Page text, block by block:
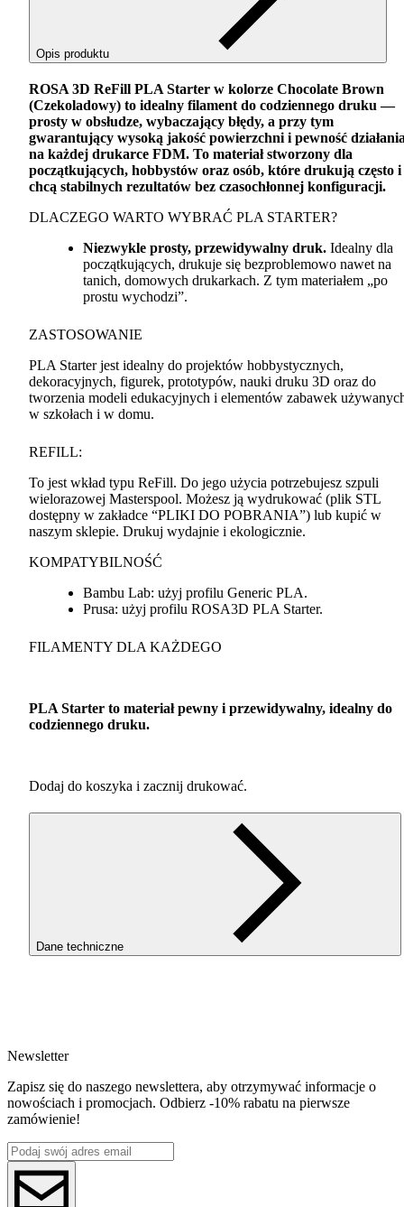
Opis produktu
ROSA 3D ReFill PLA Starter w kolorze Chocolate Brown
(Czekoladowy) to idealny filament do codziennego druku —
prosty w obsłudze, wybaczający błędy, a przy tym
gwarantujący wysoką jakość powierzchni i pewność
na każdej drukarce FDM. To materiał stworzony dla
początkujących, hobbystów oraz osób, które drukują często i
chcą stabilnych rezultatów bez czasochłonnej konfiguracji.
DLACZEGO WARTO WYBRAĆ PLA STARTER?
Niezwykle prosty, przewidywalny druk. Idealny dla
początkujących, drukuje się bezproblemowo nawet na
tanich, domowych drukarkach. Z tym materiałem „po
prostu wychodzi”.
ZASTOSOWANIE
PLA Starter jest idealny do projektów hobbystycznych,
dekoracyjnych, figurek, prototypów, nauki druku 3D oraz do
tworzenia modeli edukacyjnych i elementów zabawek
w szkołach i w domu.
REFILL:
To jest wkład typu ReFill. Do jego użycia potrzebujesz szpuli
wielorazowej Masterspool. Możesz ją wydrukować (plik STL
dostępny w zakładce “PLIKI DO POBRANIA”) lub kupić w
naszym sklepie. Drukuj wydajnie i ekologicznie.
KOMPATYBILNOŚĆ
Bambu Lab: użyj profilu Generic PLA.
Prusa: użyj profilu ROSA3D PLA Starter.
FILAMENTY DLA KAŻDEGO
PLA Starter to materiał pewny i przewidywalny, idealny do
codziennego druku.
Dodaj do koszyka i zacznij drukować.
Dane techniczne
Waga netto [kg]
Średnica [mm]
1.75
Materiał bazowy
PLA
ReFill
ReFill
Seria
Newsletter
Zapisz się do naszego newslettera, aby otrzymywać informacje o
nowościach i promocjach. Odbierz -10% rabatu na pierwsze
zamówienie!